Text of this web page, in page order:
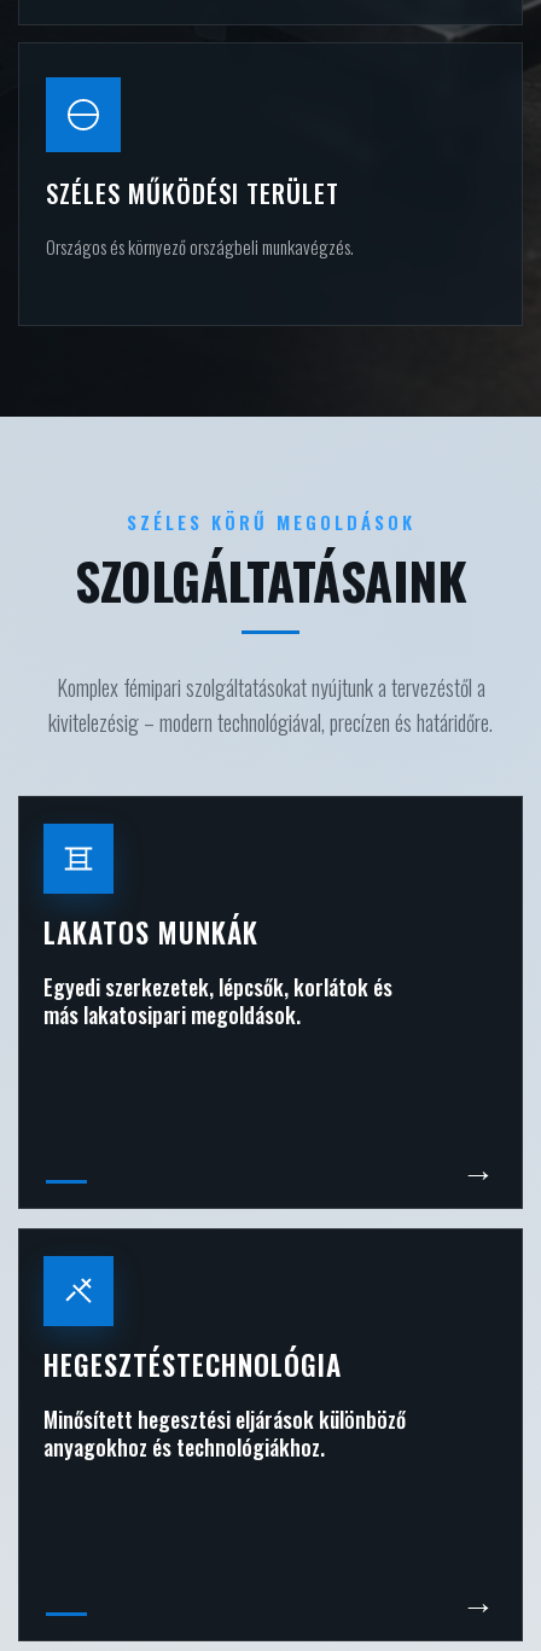
SZÉLES MŰKÖDÉSI TERÜLET
Országos és környező országbeli munkavégzés.
SZÉLES KÖRŰ MEGOLDÁSOK
SZOLGÁLTATÁSAINK
Komplex fémipari szolgáltatásokat nyújtunk a tervezéstől a
kivitelezésig – modern technológiával, precízen és határidőre.
LAKATOS MUNKÁK
Egyedi szerkezetek, lépcsők, korlátok és
más lakatosipari megoldások.
→
HEGESZTÉSTECHNOLÓGIA
Minősített hegesztési eljárások különböző
anyagokhoz és technológiákhoz.
→